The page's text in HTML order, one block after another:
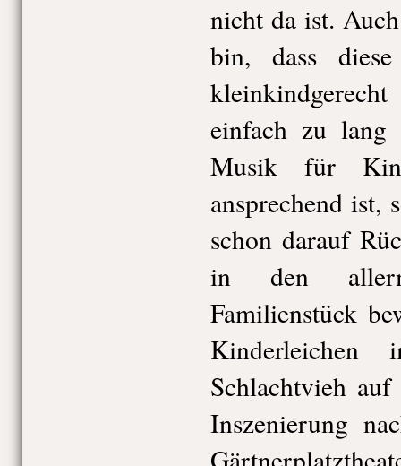
nicht da ist.
bin, dass
einfach zu lang
Musik für
ansprechend ist,
schon darauf
in den
Familienstück
Kinderleichen
Schlachtvieh
Inszenierung